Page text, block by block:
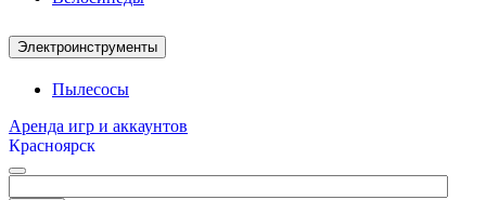
Электроинструменты
Пылесосы
Аренда игр и аккаунтов
Красноярск